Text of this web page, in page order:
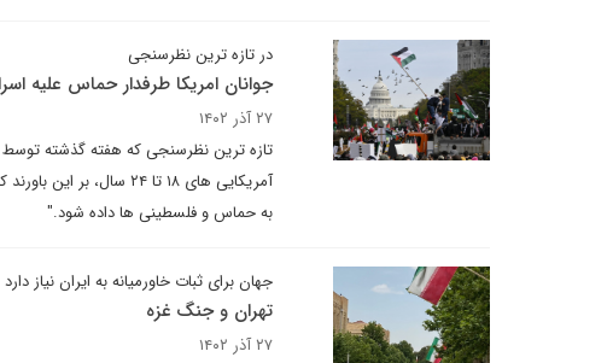
در تازه ترین نظرسنجی
جوانان امریکا طرفدار حماس علیه
۲۷ آذر ۱۴۰۲
آمریکایی های ۱۸ تا ۲۴
به حماس و فلسطینی ها داده شود."
جهان برای ثبات خاورمیانه به ایران نیاز دارد
تهران و جنگ غزه
۲۷ آذر ۱۴۰۲